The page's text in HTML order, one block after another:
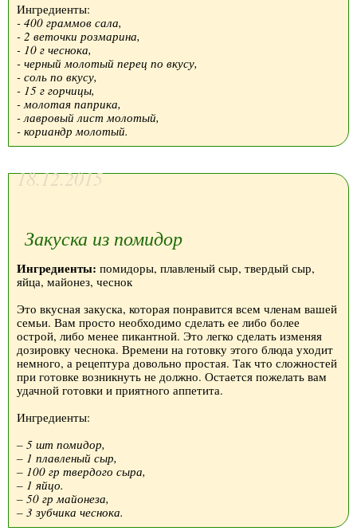
Ингредиенты:
- 400 граммов сала,
- 2 веточки розмарина,
- 10 г чеснока,
- черный молотый перец по вкусу,
- соль по вкусу,
- 15 г горчицы,
- молотая паприка,
- лавровый лист молотый,
- кориандр молотый.
18.12.2015
Закуска из помидор
Ингредиенты: помидоры, плавленый сыр, твердый сыр,
яйца, майонез, чеснок
Это вкусная закуска, которая понравится всем членам вашей
семьи. Вам просто необходимо сделать ее либо более
острой, либо менее пикантной. Это легко сделать изменяя
дозировку чеснока. Времени на готовку этого блюда уходит
немного, а рецептура довольно простая. Так что сложностей
при готовке возникнуть не должно. Остается пожелать вам
удачной готовки и приятного аппетита.
Ингредиенты:
– 5 шт помидор,
– 1 плавленый сыр,
– 100 гр твердого сыра,
– 1 яйцо.
– 50 гр майонеза,
– 3 зубчика чеснока.